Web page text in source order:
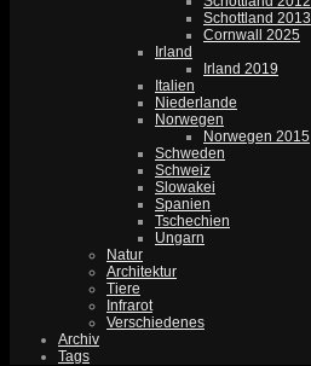
Schottland 2013
Cornwall 2025
Irland
Irland 2019
Italien
Niederlande
Norwegen
Norwegen 2015
Schweden
Schweiz
Slowakei
Spanien
Tschechien
Ungarn
Natur
Architektur
Tiere
Infrarot
Verschiedenes
Archiv
Tags